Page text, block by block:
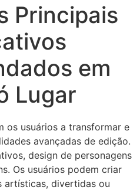
Principais
em
Lugar
os usuários a transformar e
avançadas de edição.
design de personagens
Os usuários podem criar
artísticas, divertidas ou